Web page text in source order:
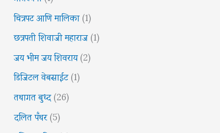
चित्रपट आणि मालिका(1)
छत्रपती शिवाजी महाराज(1)
जय भीम जय शिवराय(2)
डिजिटल वेबसाईट(1)
तथागत बुध्द(26)
दलित पँथर(5)